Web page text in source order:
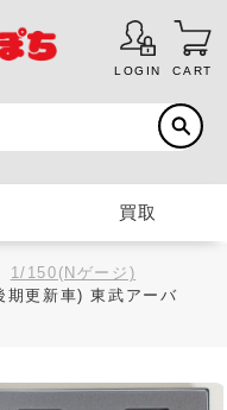
LOGIN CART
買取
1/150(Nゲージ)
更新車) 東武アーバ